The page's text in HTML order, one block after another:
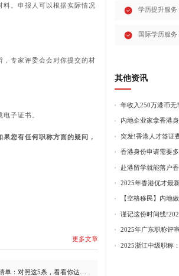
。申报人可以根据实际情况
专家评委会会对你提交的材
子证书。
果您有任何职称方面的疑问，
更多文章
广东职称申报条件自查清单：对照这5条，看看你达标了吗?
学历提升服务
国际学历服务
其他资讯